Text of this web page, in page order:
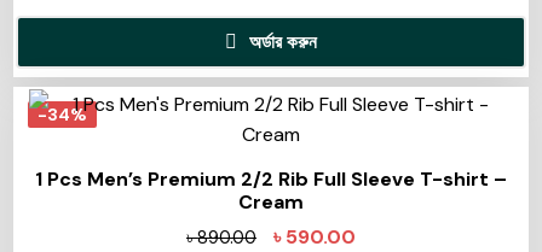
অর্ডার করুন
-34%
1 Pcs Men’s Premium 2/2 Rib Full Sleeve T-shirt –
Cream
৳890.00 ৳590.00